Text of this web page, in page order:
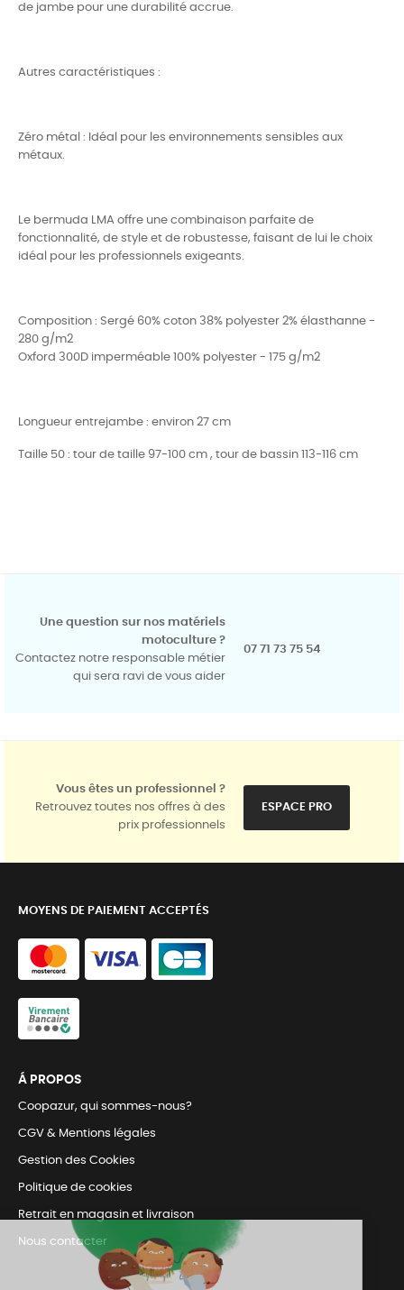
de jambe pour une durabilité accrue.
Autres caractéristiques :
Zéro métal : Idéal pour les environnements sensibles aux
métaux.
Le bermuda LMA offre une combinaison parfaite de
fonctionnalité, de style et de robustesse, faisant de lui le choix
idéal pour les professionnels exigeants.
Composition : Sergé 60% coton 38% polyester 2% élasthanne -
280 g/m2
Oxford 300D imperméable 100% polyester - 175 g/m2
Longueur entrejambe : environ 27 cm
Taille 50 : tour de taille 97-100 cm , tour de bassin 113-116 cm
Une question sur nos matériels
motoculture ?
Contactez notre responsable métier
qui sera ravi de vous aider
07 71 73 75 54
Vous êtes un professionnel ?
Retrouvez toutes nos offres à des
prix professionnels
ESPACE PRO
MOYENS DE PAIEMENT ACCEPTÉS
Á PROPOS
Coopazur, qui sommes-nous?
CGV & Mentions légales
Gestion des Cookies
Politique de cookies
Retrait en magasin et livraison
Nous contacter